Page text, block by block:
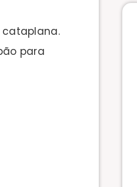
cataplana.
para